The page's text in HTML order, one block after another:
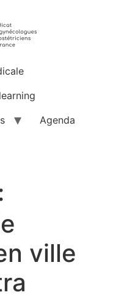
Agenda
ville